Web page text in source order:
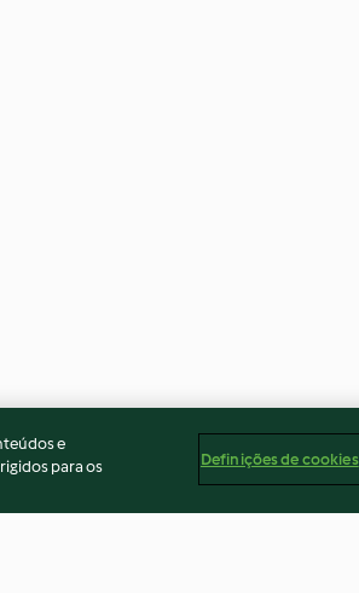
e
para os
Definições de cookies